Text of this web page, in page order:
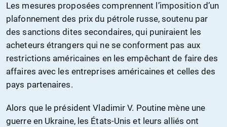
Les mesures proposées comprennent l’imposition d’un
plafonnement des prix du pétrole russe, soutenu par
des sanctions dites secondaires, qui puniraient les
acheteurs étrangers qui ne se conforment pas aux
restrictions américaines en les empêchant de faire des
affaires avec les entreprises américaines et celles des
pays partenaires.
Alors que le président Vladimir V. Poutine mène une
guerre en Ukraine, les États-Unis et leurs alliés ont